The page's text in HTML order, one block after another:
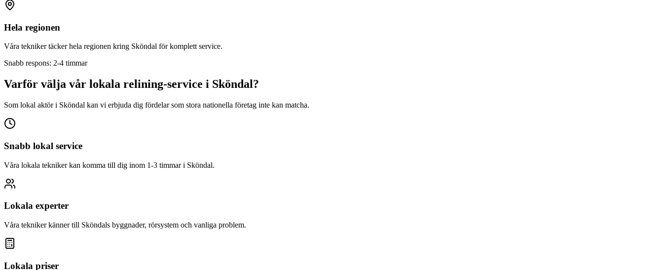
Hela regionen
Våra tekniker täcker hela regionen kring Sköndal för komplett service.
Snabb respons: 2-4 timmar
Varför välja vår lokala relining-service i Sköndal?
Som lokal aktör i Sköndal kan vi erbjuda dig fördelar som stora nationella företag inte kan matcha.
Snabb lokal service
Våra lokala tekniker kan komma till dig inom 1-3 timmar i Sköndal.
Lokala experter
Våra tekniker känner till Sköndals byggnader, rörsystem och vanliga problem.
Lokala priser